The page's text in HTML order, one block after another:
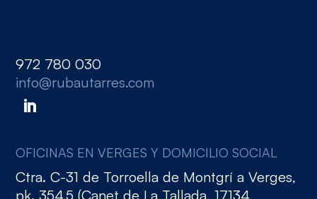
972 780 030
info@rubautarres.com
OFICINAS EN VERGES Y DOMICILIO SOCIAL
Ctra. C-31 de Torroella de Montgrí a Verges,
pk. 354,5 (Canet de La Tallada, 17134,